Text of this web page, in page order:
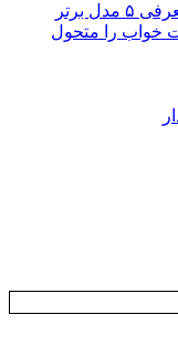
برتر
که کیفیت خواب را متحول